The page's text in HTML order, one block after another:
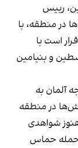
رییس
در منطقه، با
است با
و بنیامین
آلمان به
در منطقه
شواهدی
حمله حماس